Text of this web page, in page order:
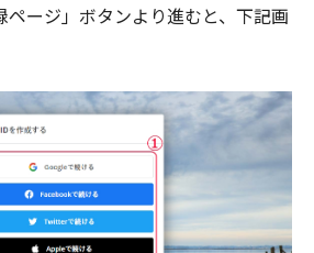
ページ」ボタンより進むと、下記画